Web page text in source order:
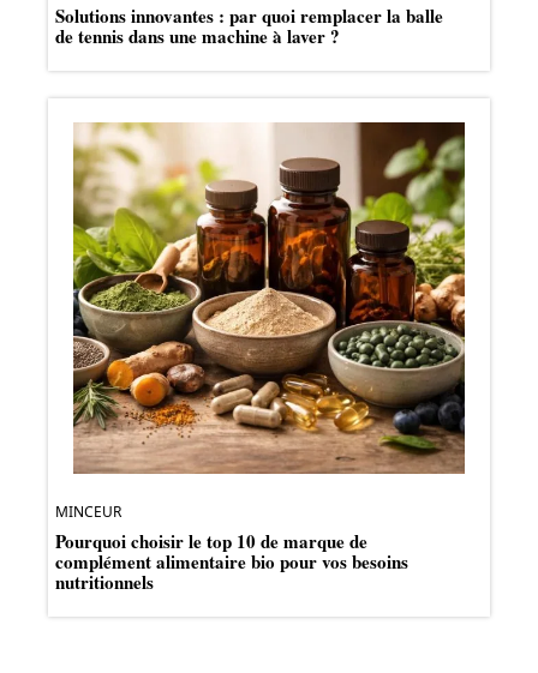
Solutions innovantes : par quoi remplacer la balle
de tennis dans une machine à laver ?
MINCEUR
Pourquoi choisir le top 10 de marque de
complément alimentaire bio pour vos besoins
nutritionnels